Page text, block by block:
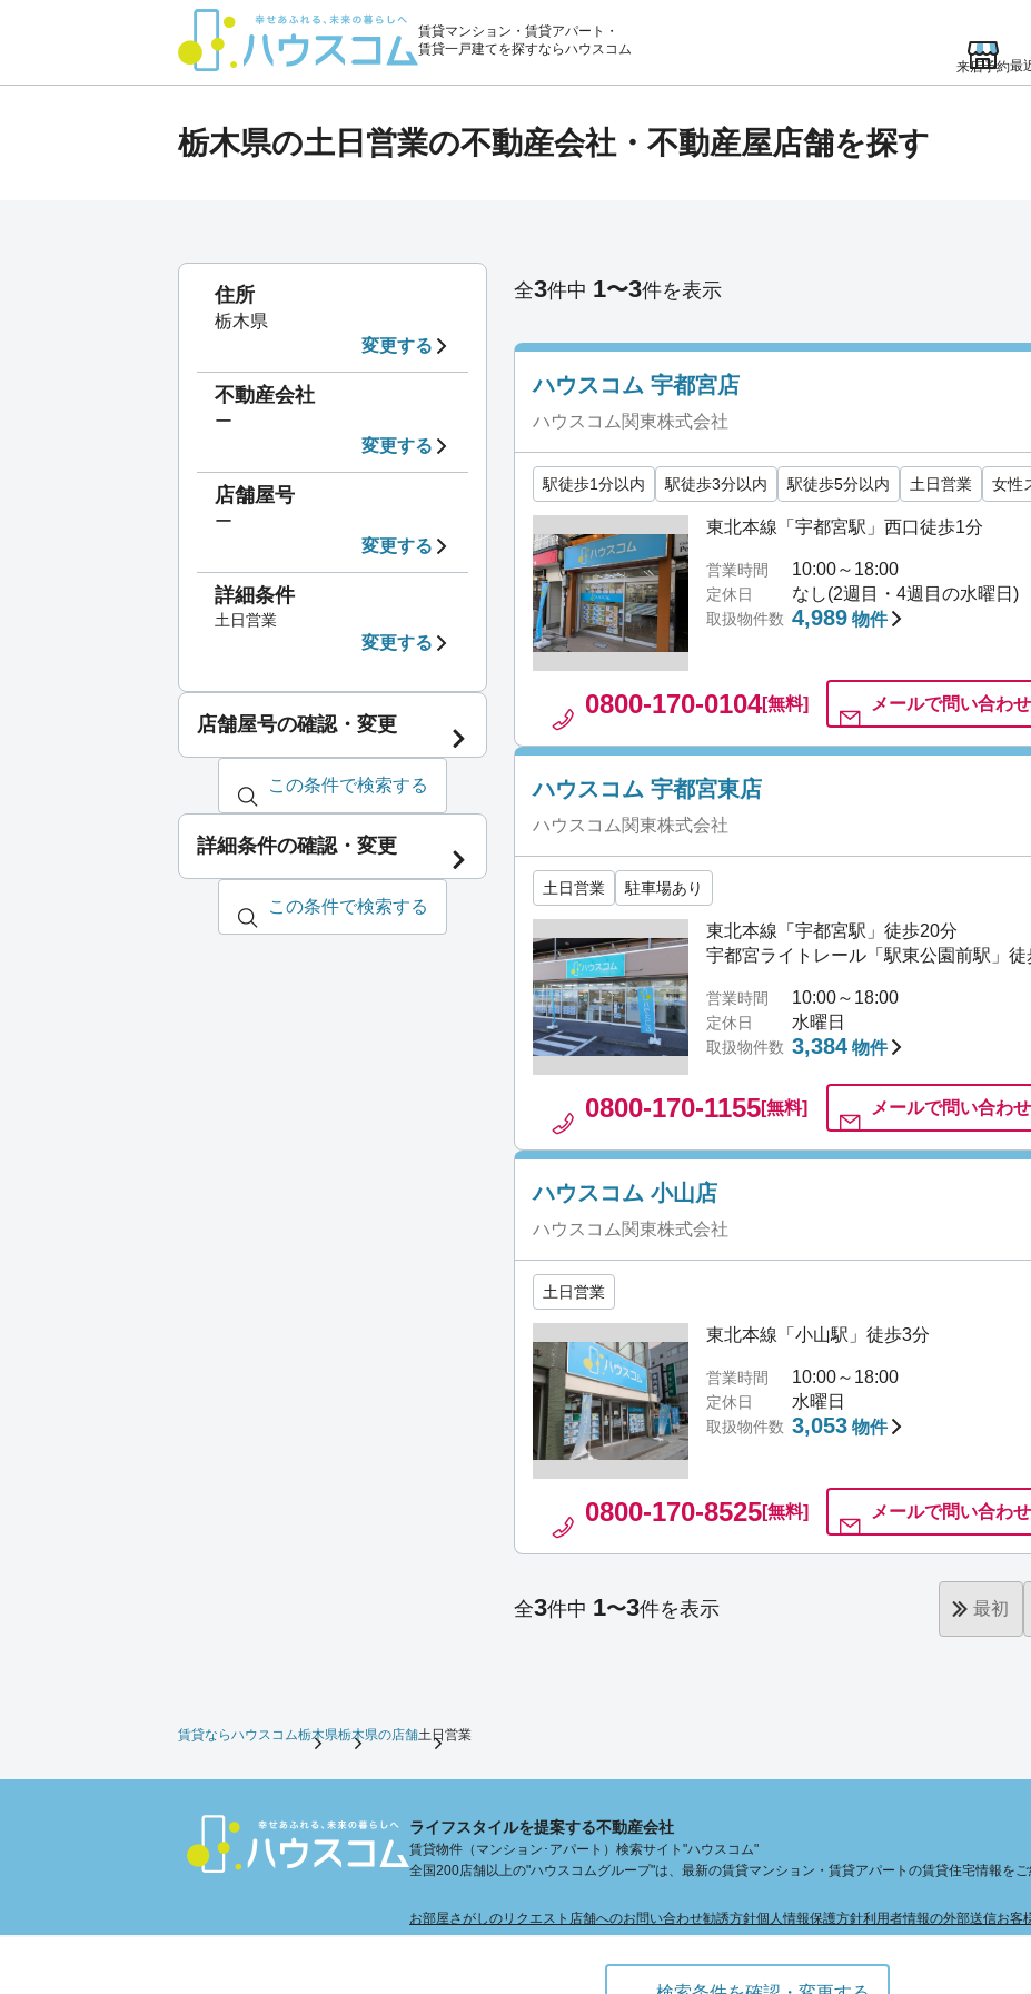
賃貸マンション・賃貸アパート・
賃貸一戸建てを探すならハウスコム
来店予約最
栃木県の土日営業の不動産会社・不動産屋店舗を探す
ハウスコム 宇都宮店
ハウスコム関東株式会社
駅徒歩1分以内 駅徒歩3分以内 駅徒歩5分以内 土日営業 女性
東北本線「宇都宮駅」西口徒歩1分
営業時間 10:00～18:00
定休日 なし(2週目・4週目の水曜日)
取扱物件数 4,989 物件
0800-170-0104[無料] メールで問い合わせ
ハウスコム 宇都宮東店
ハウスコム関東株式会社
土日営業 駐車場あり
東北本線「宇都宮駅」徒歩20分
宇都宮ライトレール「駅東公園前駅」徒
営業時間 10:00～18:00
定休日 水曜日
取扱物件数 3,384 物件
0800-170-1155[無料] メールで問い合わせ
ハウスコム 小山店
ハウスコム関東株式会社
土日営業
東北本線「小山駅」徒歩3分
営業時間 10:00～18:00
定休日 水曜日
取扱物件数 3,053 物件
0800-170-8525[無料] メールで問い合わせ
全3件中 1〜3件を表示
全3件中 1〜3件を表示 最初
住所
栃木県
変更する
不動産会社
ー
変更する
店舗屋号
ー
変更する
詳細条件
土日営業
変更する
店舗屋号の確認・変更
この条件で検索する
詳細条件の確認・変更
この条件で検索する
賃貸ならハウスコム栃木県栃木県の店舗土日営業
ライフスタイルを提案する不動産会社
賃貸物件（マンション･アパート）検索サイト"ハウスコム"
全国200店舗以上の"ハウスコムグループ"は、最新の賃貸マンション・賃貸アパートの賃貸住宅情報をご
お部屋さがしのリクエスト 店舗へのお問い合わせ勧誘方針個人情報保護方針利用者情報の外部送信お客